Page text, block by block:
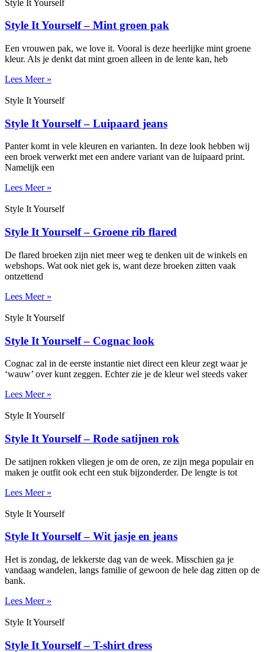
Style It Yourself
Style It Yourself – Mint groen pak
Een vrouwen pak, we love it. Vooral is deze heerlijke mint groene
kleur. Als je denkt dat mint groen alleen in de lente kan, heb
Lees Meer »
Style It Yourself
Style It Yourself – Luipaard jeans
Panter komt in vele kleuren en varianten. In deze look hebben wij
een broek verwerkt met een andere variant van de luipaard print.
Namelijk een
Lees Meer »
Style It Yourself
Style It Yourself – Groene rib flared
De flared broeken zijn niet meer weg te denken uit de winkels en
webshops. Wat ook niet gek is, want deze broeken zitten vaak
ontzettend
Lees Meer »
Style It Yourself
Style It Yourself – Cognac look
Cognac zal in de eerste instantie niet direct een kleur zegt waar je
‘wauw’ over kunt zeggen. Echter zie je de kleur wel steeds vaker
Lees Meer »
Style It Yourself
Style It Yourself – Rode satijnen rok
De satijnen rokken vliegen je om de oren, ze zijn mega populair en
maken je outfit ook echt een stuk bijzonderder. De lengte is tot
Lees Meer »
Style It Yourself
Style It Yourself – Wit jasje en jeans
Het is zondag, de lekkerste dag van de week. Misschien ga je
vandaag wandelen, langs familie of gewoon de hele dag zitten op de
bank.
Lees Meer »
Style It Yourself
Style It Yourself – T-shirt dress